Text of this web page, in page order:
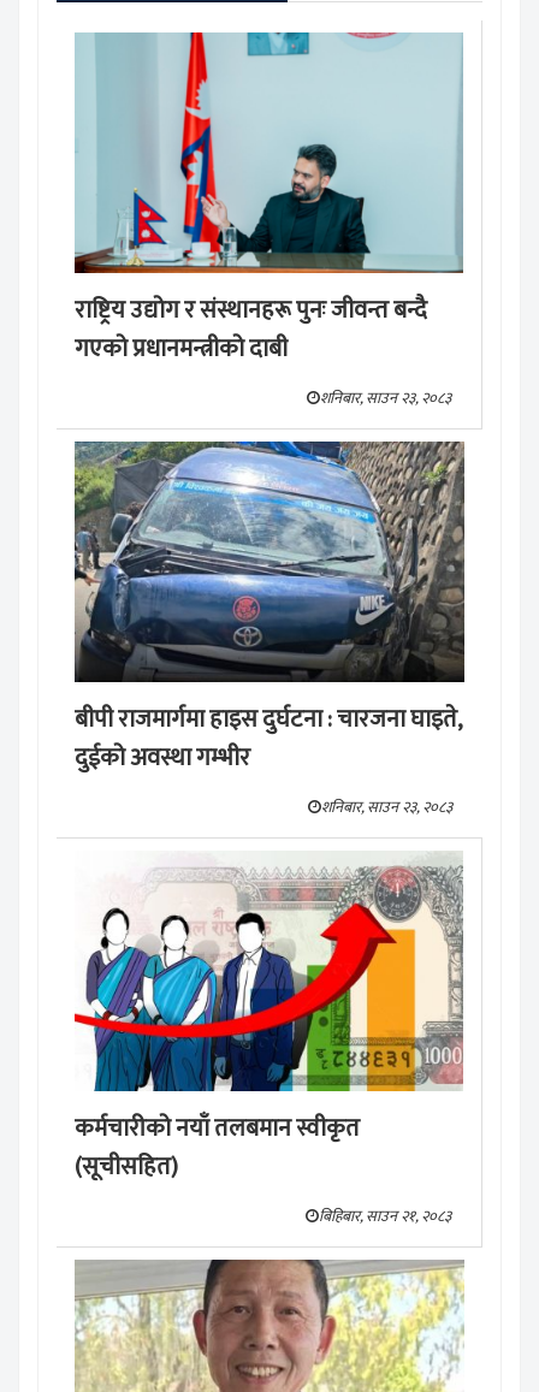
राष्ट्रिय उद्योग र संस्थानहरू पुनः जीवन्त बन्दै
गएको प्रधानमन्त्रीको दाबी
शनिबार, साउन २३, २०८३
बीपी राजमार्गमा हाइस दुर्घटना : चारजना घाइते,
दुईको अवस्था गम्भीर
शनिबार, साउन २३, २०८३
कर्मचारीको नयाँ तलबमान स्वीकृत
(सूचीसहित)
बिहिबार, साउन २१, २०८३